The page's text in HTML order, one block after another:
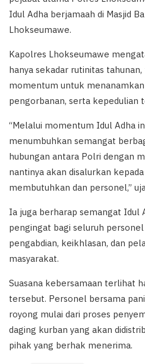
Idul Adha berjamaah di Masjid
Lhokseumawe.
Kapolres Lhokseumawe
hanya sekadar rutinitas
momentum untuk
pengorbanan, serta kepedulian
“Melalui momentum Idul Adha
menumbuhkan semangat
hubungan antara Polri dengan
nantinya akan disalurkan
membutuhkan dan personel,”
Ia juga berharap semangat Idul
pengingat bagi seluruh
pengabdian, keikhlasan, dan
masyarakat.
Suasana kebersamaan terlihat
tersebut. Personel bersama
royong mulai dari proses
daging kurban yang akan
pihak yang berhak menerima.